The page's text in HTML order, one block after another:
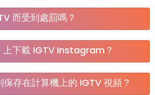
您的帳戶，SnapInsta 不會要求您提供
可以安全、匿名地從 Instagram 下載
而受到處罰嗎？
IGTV 下載器而不必擔心受到處
上發布的內容是公開的，可以合法地
上下載 IGTV Instagram？
一個關於如何將 IGTV 視頻下載到您的
分步指南。 只需點擊此鏈接在 iPhone
保存在計算機上的 IGTV 視頻？